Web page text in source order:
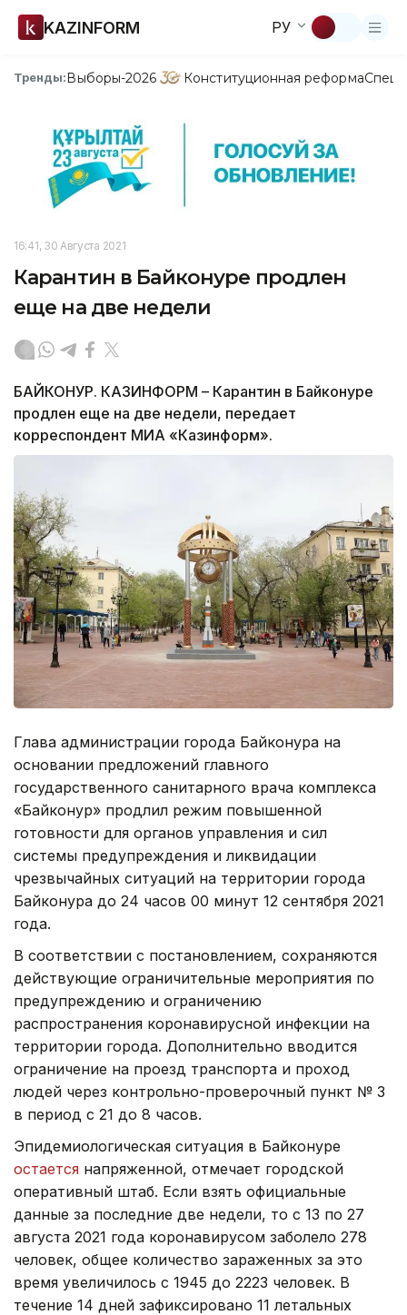
KAZINFORM РУ
Тренды:Выборы-2026 Конституционная реформа
16:41, 30 Августа 2021
Карантин в Байконуре продлен
еще на две недели
БАЙКОНУР. КАЗИНФОРМ – Карантин в Байконуре
продлен еще на две недели, передает
корреспондент МИА «Казинформ».
Глава администрации города Байконура на
основании предложений главного
государственного санитарного врача комплекса
«Байконур» продлил режим повышенной
готовности для органов управления и сил
системы предупреждения и ликвидации
чрезвычайных ситуаций на территории города
Байконура до 24 часов 00 минут 12 сентября 2021
года.
В соответствии с постановлением, сохраняются
действующие ограничительные мероприятия по
предупреждению и ограничению
распространения коронавирусной инфекции на
территории города. Дополнительно вводится
ограничение на проезд транспорта и проход
людей через контрольно-проверочный пункт № 3
в период с 21 до 8 часов.
Эпидемиологическая ситуация в Байконуре
остается напряженной, отмечает городской
оперативный штаб. Если взять официальные
данные за последние две недели, то с 13 по 27
августа 2021 года коронавирусом заболело 278
человек, общее количество зараженных за это
время увеличилось с 1945 до 2223 человек. В
течение 14 дней зафиксировано 11 летальных